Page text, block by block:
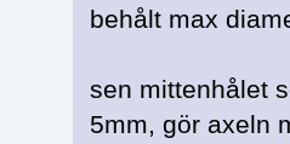
behålt max
sen mittenhålet
5mm, gör axeln